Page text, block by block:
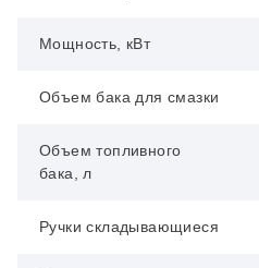
Мощность, кВт
Объем бака для смазки
Объем топливного
бака, л
Ручки складывающиеся